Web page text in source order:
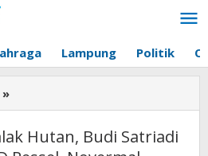
Lampung Politik
»
Kuat
Pembalak
Hutan,
Hutan, Budi Satriadi